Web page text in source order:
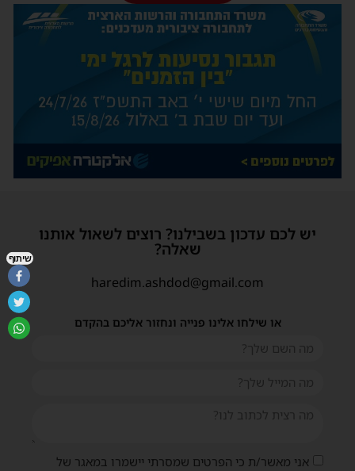
יש לכם עדכון בשבילנו? רוצים לשאול אותנו
שאלה?
haredim.ashdod@gmail.com
או שילחו אלינו פנייה ונחזור אליכם בהקדם
אני מאשר/ת כי הפרטים שמסרתי יישמרו במאגר של
שיתוף